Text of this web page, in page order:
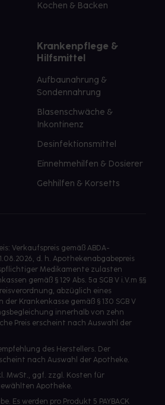
Kochen & Backen
Krankenpflege &
Hilfsmittel
Aufbaunahrung &
Sondennahrung
Blasenschwäche &
Inkontinenz
Desinfektionsmittel
Einnehmehilfen & Dosierer
Gehhilfen & Korsetts
Verkaufspreis gemäß ABDA-
d. h. Apothekenabgabepreis
Medikamente zulasten
gemäß § 129 Abs. 5a SGB V i.V.m §§
abzüglich eines
Krankenkasse gemäß § 130 SGB V
innerhalb von zehn
Preis erscheint nach Auswahl der
des Herstellers. Der
nach Auswahl der Apotheke.
MwSt., ggf. zzgl. Kosten für
Apotheke.
Es werden pro Produkt 5 PAYBACK